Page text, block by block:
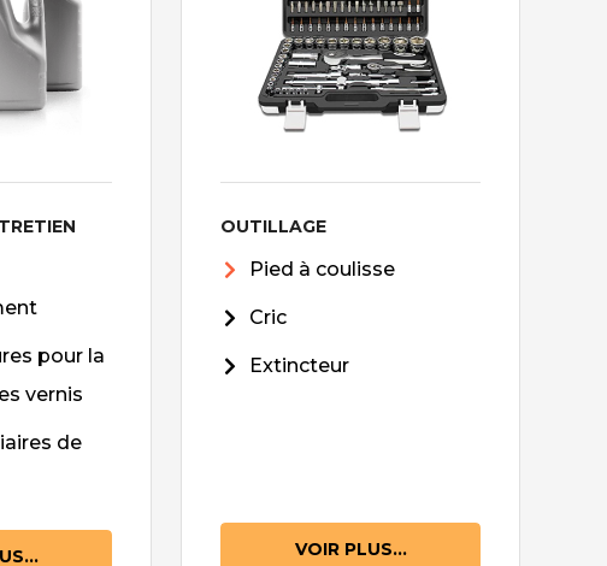
pour la
vernis
de
OUTILLAGE
Pied à coulisse
Cric
Extincteur
VOIR PLUS...